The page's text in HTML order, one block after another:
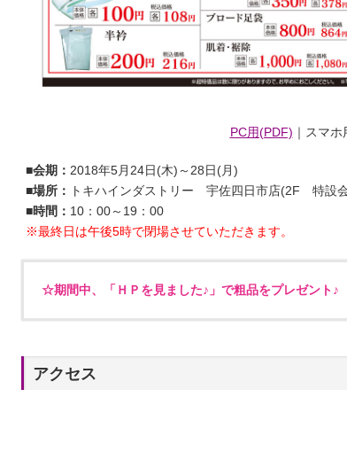
PC用(PDF) ｜スマホ
■会期： 2018年5月24日(木)～28日(月)
■場所：
トキハインダストリー 宇佐四日市店(2F 特設
■時間： 10：00～19：00
※最終日は午後5時で閉場させていただきます。
☆期間中、「ＨＰを見ました♪」で粗品をプレゼン
アクセス